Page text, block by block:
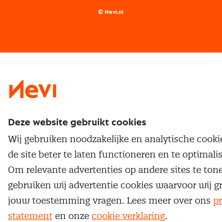
Nevi 2
© Nevi.nl
Deze website gebruikt cookies
Wij gebruiken noodzakelijke en analytische
de site beter te laten functioneren en te
Om relevante advertenties op andere sites te
gebruiken wij advertentie cookies waarvoor wij
jouw toestemming vragen. Lees meer over ons
statement en onze cookie verklaring.